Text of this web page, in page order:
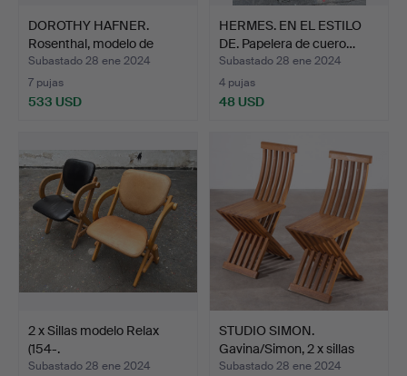
DOROTHY HAFNER.
Rosenthal, modelo de
servi…
Subastado 28 ene 2024
7 pujas
533 USD
HERMES. EN EL ESTILO
DE. Papelera de cuero…
Subastado 28 ene 2024
4 pujas
48 USD
2 x Sillas modelo Relax
(154-.
Subastado 28 ene 2024
STUDIO SIMON.
Gavina/Simon, 2 x sillas
mod…
Subastado 28 ene 2024